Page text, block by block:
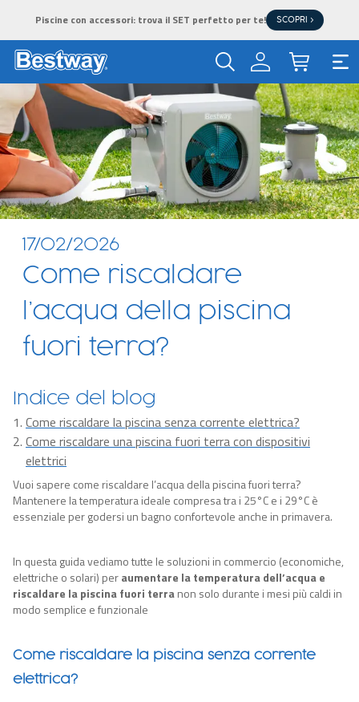
Piscine con accessori: trova il SET perfetto per te! SCOPRI >
17/02/2026
Come riscaldare
l’acqua della piscina
fuori terra?
Indice del blog
Come riscaldare la piscina senza corrente elettrica?
Come riscaldare una piscina fuori terra con dispositivi
elettrici
Vuoi sapere come riscaldare l’acqua della piscina fuori terra?
Mantenere la temperatura ideale compresa tra i 25°C e i 29°C è
essenziale per godersi un bagno confortevole anche in primavera.
In questa guida vediamo tutte le soluzioni in commercio (economiche,
elettriche o solari) peraumentare la temperatura dell’acqua e
riscaldare la piscina fuori terranon solo durante i mesi più caldi in
modo semplice e funzionale
Come riscaldare la piscina senza corrente
elettrica?